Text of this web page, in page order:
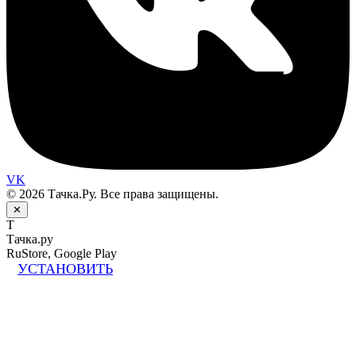
VK
© 2026 Тачка.Ру. Все права защищены.
✕
Т
Тачка.ру
RuStore, Google Play
УСТАНОВИТЬ